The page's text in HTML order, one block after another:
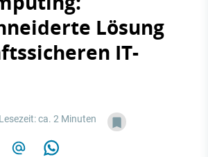
Lösung
IT-
Lesezeit: ca. 2 Minuten